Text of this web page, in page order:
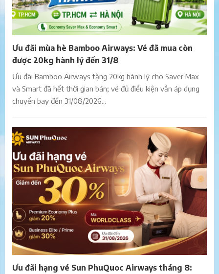
Ưu đãi mùa hè Bamboo Airways: Vé đã mua còn
được 20kg hành lý đến 31/8
Ưu đãi Bamboo Airways tặng 20kg hành lý cho Saver Max
và Smart đã hết thời gian bán; vé đủ điều kiện vẫn áp dụng
chuyến bay đến 31/08/2026...
Ưu đãi hạng vé Sun PhuQuoc Airways tháng 8: